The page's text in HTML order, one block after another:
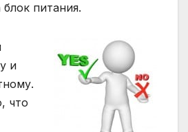
питания.
и
что